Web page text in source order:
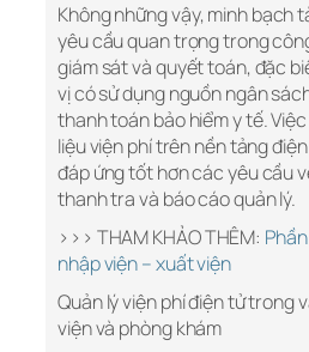
Không những vậy, minh bạch
yêu cầu quan trọng trong
giám sát và quyết toán, đặc
vị có sử dụng nguồn ngân
thanh toán bảo hiểm y tế.
liệu viện phí trên nền tảng
đáp ứng tốt hơn các yêu cầu
thanh tra và báo cáo quản lý.
>>> THAM KHẢO THÊM:
nhập viện – xuất viện
Quản lý viện phí điện tử trong
viện và phòng khám